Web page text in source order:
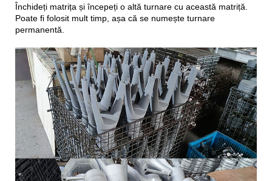
Închideți matrița și începeți o altă turnare cu această matriță.
Poate fi folosit mult timp, așa că se numește turnare
permanentă.